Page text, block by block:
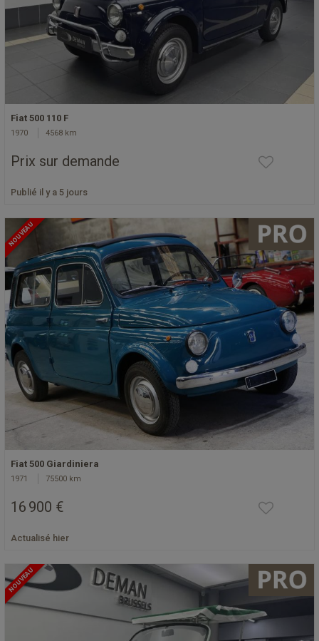
Fiat 500 110 F
1970 4568 km
Prix sur demande
Publié il y a 5 jours
NOUVEAU
Fiat 500 Giardiniera
1971 75500 km
16 900 €
Actualisé hier
NOUVEAU